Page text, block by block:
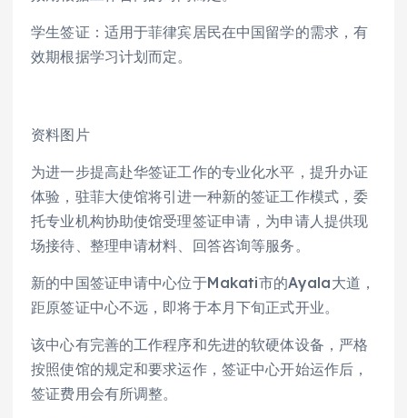
学生签证：适用于菲律宾居民在中国留学的需求，有
效期根据学习计划而定。
资料图片
为进一步提高赴华签证工作的专业化水平，提升办证
体验，驻菲大使馆将引进一种新的签证工作模式，委
托专业机构协助使馆受理签证申请，为申请人提供现
场接待、整理申请材料、回答咨询等服务。
新的中国签证申请中心位于Makati市的Ayala大道，
距原签证中心不远，即将于本月下旬正式开业。
该中心有完善的工作程序和先进的软硬体设备，严格
按照使馆的规定和要求运作，签证中心开始运作后，
签证费用会有所调整。